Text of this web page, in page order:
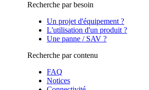
Recherche par besoin
Un projet d'équipement ?
L'utilisation d'un produit ?
Une panne / SAV ?
Recherche par contenu
FAQ
Notices